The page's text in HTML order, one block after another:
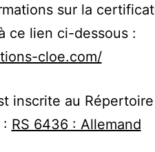
sur la
ce lien ci-dessous :
cloe.com/
inscrite au Répertoire
RS 6436 : Allemand